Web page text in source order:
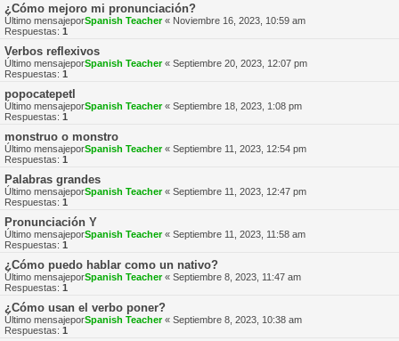
¿Cómo mejoro mi pronunciación?
Último mensajeporSpanish Teacher« Noviembre 16, 2023, 10:59 am
Respuestas: 1
Verbos reflexivos
Último mensajeporSpanish Teacher« Septiembre 20, 2023, 12:07 pm
Respuestas: 1
popocatepetl
Último mensajeporSpanish Teacher« Septiembre 18, 2023, 1:08 pm
Respuestas: 1
monstruo o monstro
Último mensajeporSpanish Teacher« Septiembre 11, 2023, 12:54 pm
Respuestas: 1
Palabras grandes
Último mensajeporSpanish Teacher« Septiembre 11, 2023, 12:47 pm
Respuestas: 1
Pronunciación Y
Último mensajeporSpanish Teacher« Septiembre 11, 2023, 11:58 am
Respuestas: 1
¿Cómo puedo hablar como un nativo?
Último mensajeporSpanish Teacher« Septiembre 8, 2023, 11:47 am
Respuestas: 1
¿Cómo usan el verbo poner?
Último mensajeporSpanish Teacher« Septiembre 8, 2023, 10:38 am
Respuestas: 1